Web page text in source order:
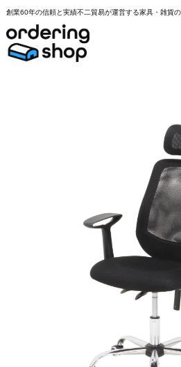
創業60年の信頼と実績不二貿易が運営する家具・雑貨